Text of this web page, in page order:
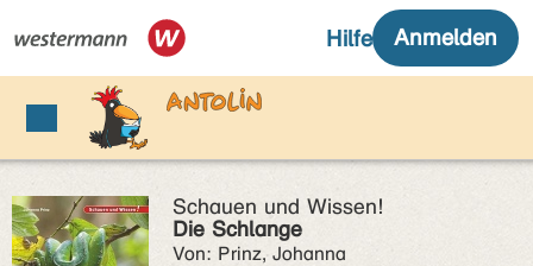
Schauen und Wissen!
Die Schlange
Von: Prinz, Johanna